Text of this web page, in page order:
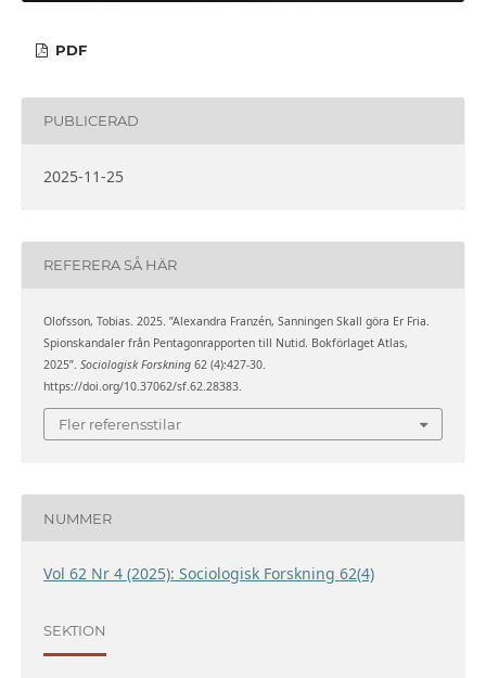
PDF
PUBLICERAD
2025-11-25
REFERERA SÅ HÄR
Olofsson, Tobias. 2025. ”Alexandra Franzén, Sanningen Skall göra Er Fria.
Spionskandaler från Pentagonrapporten till Nutid. Bokförlaget Atlas,
2025”. Sociologisk Forskning62 (4):427-30.
https://doi.org/10.37062/sf.62.28383.
Fler referensstilar
NUMMER
Vol 62 Nr 4 (2025): Sociologisk Forskning 62(4)
SEKTION